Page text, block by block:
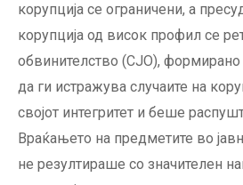
корупција се ограничени, а
корупција од висок профил се
обвинителство (СЈО), формирано
да ги истражува случаите на
својот интегритет и беше
Враќањето на предметите во
не резултираше со значителен